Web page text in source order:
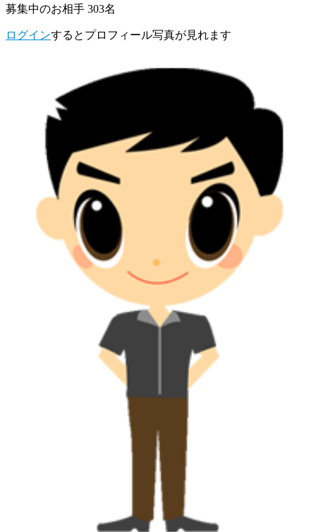
募集中のお相手 303名
ログインするとプロフィール写真が見れます